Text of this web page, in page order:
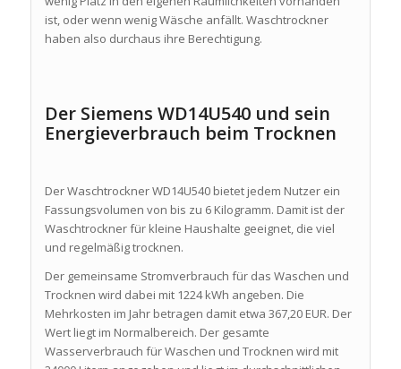
ist, oder wenn wenig Wäsche anfällt. Waschtrockner
haben also durchaus ihre Berechtigung.
Der Siemens WD14U540 und sein
Energieverbrauch beim Trocknen
Der Waschtrockner WD14U540 bietet jedem Nutzer ein
Fassungsvolumen von bis zu 6 Kilogramm. Damit ist der
Waschtrockner für kleine Haushalte geeignet, die viel
und regelmäßig trocknen.
Der gemeinsame Stromverbrauch für das Waschen und
Trocknen wird dabei mit 1224 kWh angeben. Die
Mehrkosten im Jahr betragen damit etwa 367,20 EUR. Der
Wert liegt im Normalbereich. Der gesamte
Wasserverbrauch für Waschen und Trocknen wird mit